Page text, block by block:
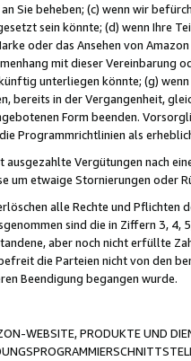
Sie beheben; (c) wenn wir
sein könnte; (d) wenn Ihre
oder das Ansehen von
mit dieser
unterliegen könnte; (g)
bereits in der Vergangenheit,
Form beenden.
Programmrichtlinien als
Vergütungen nach
um etwaige Stornierungen oder
alle Rechte und
sind die in Ziffern 3,
aber noch nicht erfüllte
die Parteien nicht von den
Beendigung begangen wurde.
WEBSITE, PRODUKTE UND